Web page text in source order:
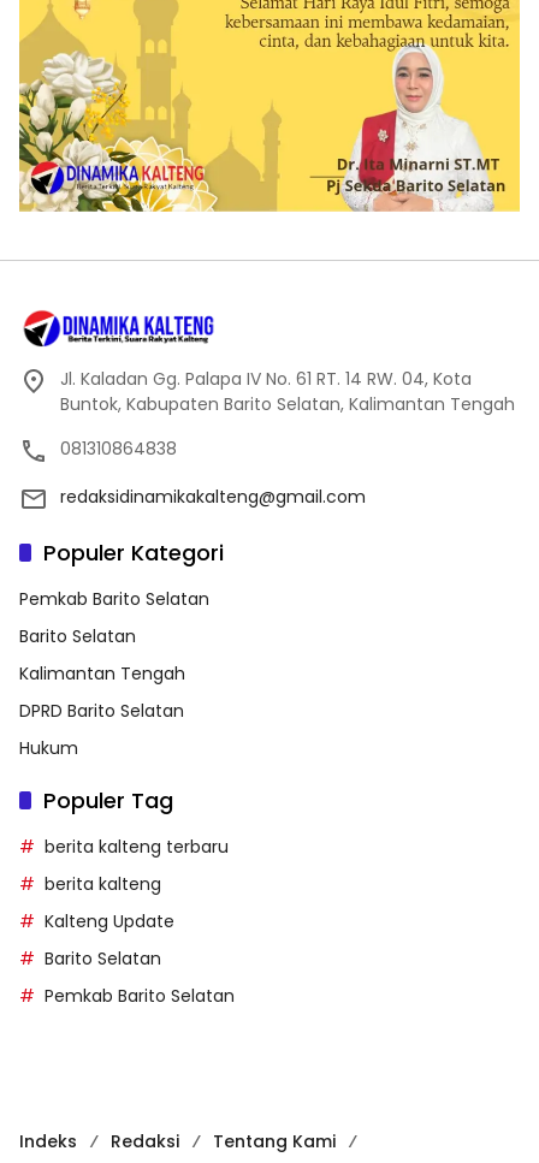
Jl. Kaladan Gg. Palapa IV No. 61 RT. 14 RW. 04, Kota
Buntok, Kabupaten Barito Selatan, Kalimantan Tengah
081310864838
redaksidinamikakalteng@gmail.com
Populer Kategori
Pemkab Barito Selatan
Barito Selatan
Kalimantan Tengah
DPRD Barito Selatan
Hukum
Populer Tag
berita kalteng terbaru
berita kalteng
Kalteng Update
Barito Selatan
Pemkab Barito Selatan
Indeks Redaksi
Tentang Kami